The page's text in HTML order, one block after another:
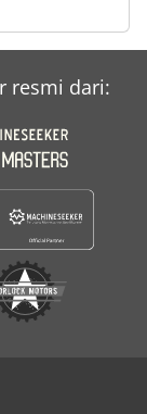
resmi dari: